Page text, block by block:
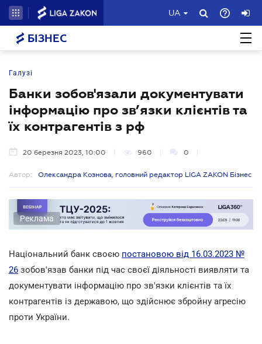
UA
БІЗНЕС
Галузі
Банки зобов'язали документувати
інформацію про зв’язки клієнтів та
їх контрагентів з рф
20 березня 2023, 10:00 960 0
Автор: Олександра Кознова, головний редактор LIGA ZAKON Бізнес
Реклама
Національний банк своєю постановою від 16.03.2023 №
26 зобов'язав банки під час своєї діяльності виявляти та
документувати інформацію про зв'язки клієнтів та їх
контрагентів із державою, що здійснює збройну агресію
проти України.